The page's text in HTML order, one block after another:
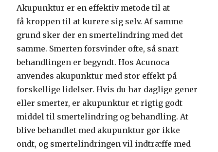
Akupunktur er en effektiv metode til at
få kroppen til at kurere sig selv. Af samme
grund sker der en smertelindring med det
samme. Smerten forsvinder ofte, så snart
behandlingen er begyndt. Hos Acunoca
anvendes akupunktur med stor effekt på
forskellige lidelser. Hvis du har daglige gener
eller smerter, er akupunktur et rigtig godt
middel til smertelindring og behandling. At
blive behandlet med akupunktur gør ikke
ondt, og smertelindringen vil indtræffe med